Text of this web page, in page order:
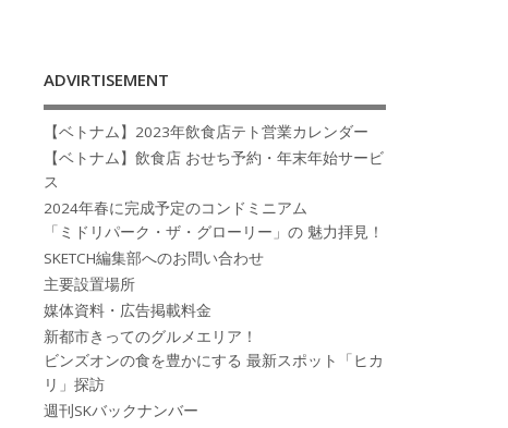
ADVIRTISEMENT
【ベトナム】2023年飲食店テト営業カレンダー
【ベトナム】飲食店 おせち予約・年末年始サービ
ス
2024年春に完成予定のコンドミニアム
「ミドリパーク・ザ・グローリー」の 魅力拝見！
SKETCH編集部へのお問い合わせ
主要設置場所
媒体資料・広告掲載料金
新都市きってのグルメエリア！
ビンズオンの食を豊かにする 最新スポット「ヒカ
リ」探訪
週刊SKバックナンバー